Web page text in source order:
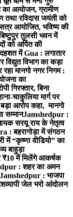
का आयोजन, ग्रामीण
रविदास जयंती को
आयोजित, भविष्य की
तुलसी भवन में
को अर्पित की
दहशत मेंGua : लगातार
विद्युत विभाग का कड़ा
मानगो नगर निगम :
का
गिरफ्तार, बिना
चाकुलिया मार्ग पर
आरोप कहा, मानगो
सम्मानJamshedpur :
सरयू राय के नेतृत्व
: बहरागोड़ा में संगठन
में “कृष्णा वीडियो” का
बाहुड़ा
₹10 में मिलेंगे आकर्षक
: शहर का अमन
Jamshedpur : भाजपा
जेल भरो आंदोलन